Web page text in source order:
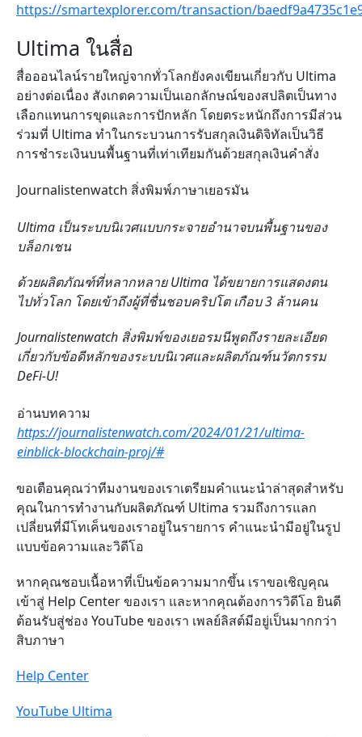
https://smartexplorer.com/transaction/
Ultima ในสื่อ
สื่อออนไลน์รายใหญ่จากทั่วโลกยังคงเขียนเกี่ยวกับ Ultima
อย่างต่อเนื่อง สังเกตความเป็นเอกลักษณ์ของสปลิตเป็นทาง
เลือกแทนการขุดและการปักหลัก โดยตระหนักถึงการมีส่วน
ร่วมที่ Ultima ทำในกระบวนการรับสกุลเงินดิจิทัลเป็นวิธี
การชำระเงินบนพื้นฐานที่เท่าเทียมกันด้วยสกุลเงินคำสั่ง
Journalistenwatch สิ่งพิมพ์ภาษาเยอรมัน
Ultima เป็นระบบนิเวศแบบกระจายอำนาจบนพื้นฐานของ
บล็อกเชน
ด้วยผลิตภัณฑ์ที่หลากหลาย Ultima ได้ขยายการแสดงตน
ไปทั่วโลก โดยเข้าถึงผู้ที่ชื่นชอบคริปโต เกือบ 3 ล้านคน
Journalistenwatch สิ่งพิมพ์ของเยอรมนีพูดถึงรายละเอียด
เกี่ยวกับข้อดีหลักของระบบนิเวศและผลิตภัณฑ์นวัตกรรม
DeFi-U!
อ่านบทความ
https://journalistenwatch.com/2024/01/21/ultima-
einblick-blockchain-proj/#
ขอเตือนคุณว่าทีมงานของเราเตรียมคำแนะนำล่าสุดสำหรับ
คุณในการทำงานกับผลิตภัณฑ์ Ultima รวมถึงการแลก
เปลี่ยนที่มีโทเค็นของเราอยู่ในรายการ คำแนะนำมีอยู่ในรูป
แบบข้อความและวิดีโอ
หากคุณชอบเนื้อหาที่เป็นข้อความมากขึ้น เราขอเชิญคุณ
เข้าสู่ Help Center ของเรา และหากคุณต้องการวิดีโอ ยินดี
ต้อนรับสู่ช่อง YouTube ของเรา เพลย์ลิสต์มีอยู่เป็นมากกว่า
สิบภาษา
Help Center
YouTube Ultima